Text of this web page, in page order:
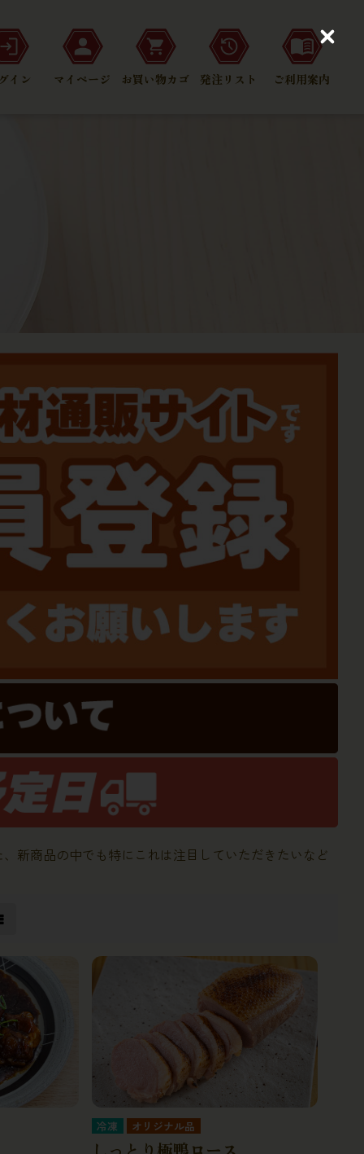
イン マイページ お買い物カゴ 発注リスト ご利用案内
新商品の中でも特にこれは注目していただきたいなど
冷凍 オリジナル品
しっとり極鴨ロース
C
o
s